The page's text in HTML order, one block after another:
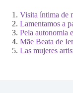
Visita íntima de
Lamentamos a
Pela autonomia
Mãe Beata de
Las mujeres